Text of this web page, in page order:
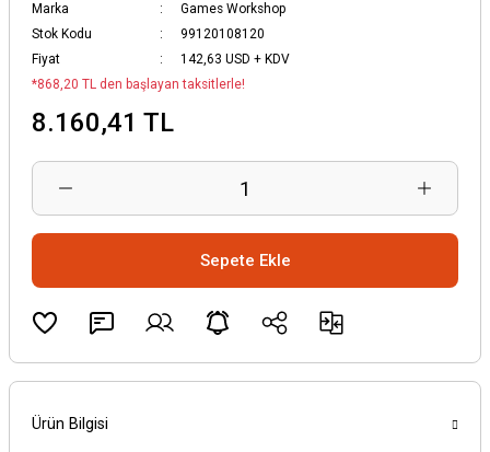
Marka
Games Workshop
Stok Kodu
99120108120
Fiyat
142,63 USD + KDV
*868,20 TL den başlayan taksitlerle!
8.160,41 TL
Sepete Ekle
Ürün Bilgisi